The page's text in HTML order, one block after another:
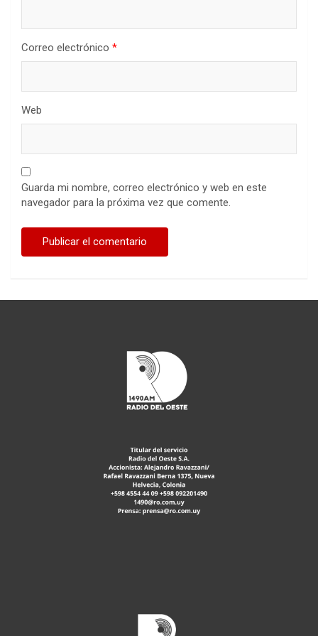
Correo electrónico *
Web
Guarda mi nombre, correo electrónico y web en este
navegador para la próxima vez que comente.